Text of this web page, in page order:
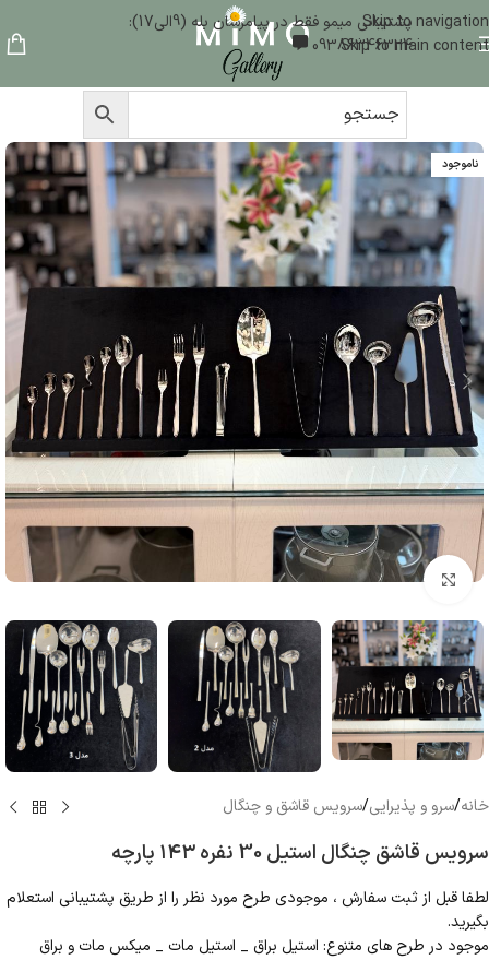
Skip to navigation
Skip to main content
پشتیبانی میمو فقط در پیامرسان بله (9الی17):
09386346324
ناموجود
بزرگنمایی تصویر
خانه/سرو و پذیرایی/سرویس قاشق و چنگال
سرویس قاشق چنگال استیل 30 نفره ۱۴۳ پارچه
لطفا قبل از ثبت سفارش ، موجودی طرح مورد نظر را از طریق پشتیبانی استعلام
بگیرید.
موجود در طرح های متنوع: استیل براق _ استیل مات _ میکس مات و براق